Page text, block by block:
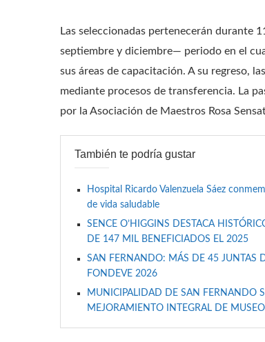
Las seleccionadas pertenecerán durante
septiembre y diciembre— periodo en el
sus áreas de capacitación. A su regreso,
mediante procesos de transferencia. La
por la Asociación de Maestros Rosa
También te podría gustar
Hospital Ricardo Valenzuela Sáez
de vida saludable
SENCE O’HIGGINS DESTACA
DE 147 MIL BENEFICIADOS EL 2025
SAN FERNANDO: MÁS DE 45 JUNTAS
FONDEVE 2026
MUNICIPALIDAD DE SAN FERNANDO
MEJORAMIENTO INTEGRAL DE